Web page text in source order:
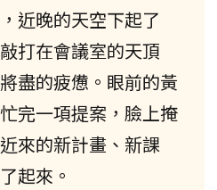
近晚的天空下起了
打在會議室的天頂
盡的疲憊。眼前的黃
完一項提案，臉上掩
來的新計畫、新課
起來。